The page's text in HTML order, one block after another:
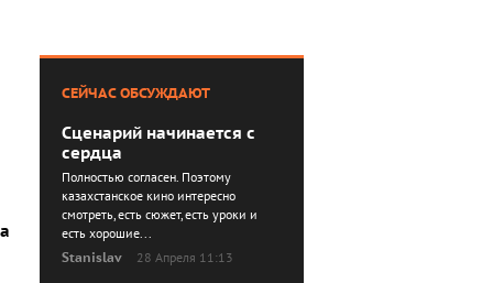
СЕЙЧАС ОБСУЖДАЮТ
Сценарий начинается с
сердца
Полностью согласен. Поэтому
казахстанское кино интересно
смотреть, есть сюжет, есть уроки и
есть хорошие...
Stanislav
28 Апреля 11:13